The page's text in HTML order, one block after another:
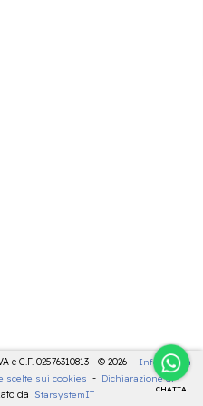
CHATTA
e C.F. 02576310813 - © 2026 - Informativa
scelte sui cookies - Dichiarazione di
da StarsystemIT